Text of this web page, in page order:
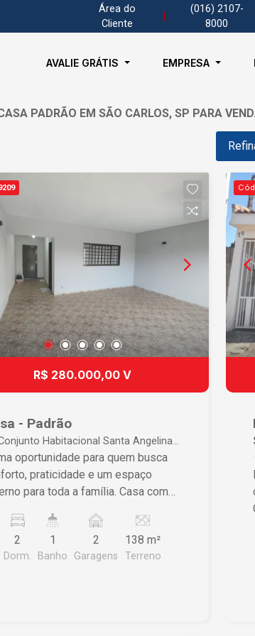
Área do
Cliente
(016) 2107-
8000
AVALIE GRÁTIS EMPRESA
PADRÃO EM SÃO CARLOS, SP PARA
R$ 280.000,00 V
- Padrão
Habitacional Santa Angelina -
Carlos/SP
oportunidade para quem busca
praticidade e um espaço
para toda a família. Casa com
O imóvel conta com: Sala
Cozinha funcional, 2
1 banheiro social,
2
Dorm.
1
Banho
2
Garagens
138 m²
Terreno